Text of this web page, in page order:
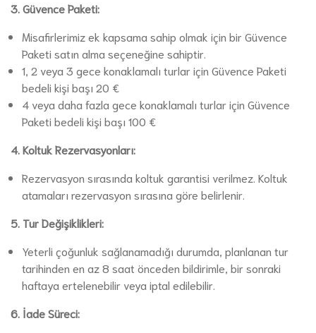
3. Güvence Paketi:
Misafirlerimiz ek kapsama sahip olmak için bir Güvence
Paketi satın alma seçeneğine sahiptir.
1, 2 veya 3 gece konaklamalı turlar için Güvence Paketi
bedeli kişi başı 20 €
4 veya daha fazla gece konaklamalı turlar için Güvence
Paketi bedeli kişi başı 100 €
4. Koltuk Rezervasyonları:
Rezervasyon sırasında koltuk garantisi verilmez. Koltuk
atamaları rezervasyon sırasına göre belirlenir.
5. Tur Değişiklikleri:
Yeterli çoğunluk sağlanamadığı durumda, planlanan tur
tarihinden en az 8 saat önceden bildirimle, bir sonraki
haftaya ertelenebilir veya iptal edilebilir.
6. İade Süreci: